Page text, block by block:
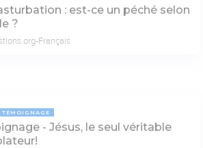
: est-ce un péché selon
?
Français
TÉMOIGNAGE
- Jésus, le seul véritable